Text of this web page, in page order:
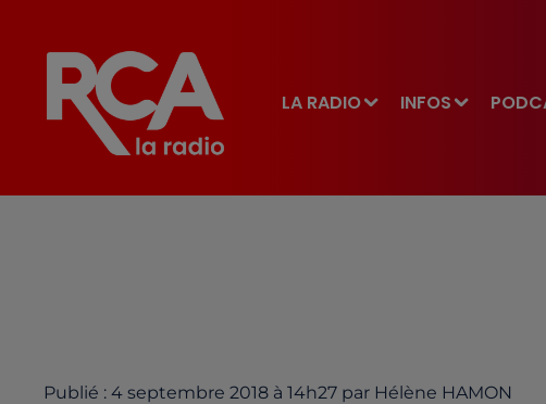
LA RADIO INFOS
Publié : 4 septembre 2018 à 14h27 par Hélène HAMON